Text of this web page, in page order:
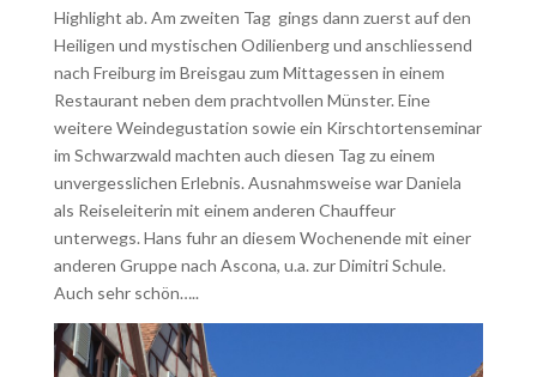
Highlight ab. Am zweiten Tag gings dann zuerst auf den
Heiligen und mystischen Odilienberg und anschliessend
nach Freiburg im Breisgau zum Mittagessen in einem
Restaurant neben dem prachtvollen Münster. Eine
weitere Weindegustation sowie ein Kirschtortenseminar
im Schwarzwald machten auch diesen Tag zu einem
unvergesslichen Erlebnis. Ausnahmsweise war Daniela
als Reiseleiterin mit einem anderen Chauffeur
unterwegs. Hans fuhr an diesem Wochenende mit einer
anderen Gruppe nach Ascona, u.a. zur Dimitri Schule.
Auch sehr schön…..